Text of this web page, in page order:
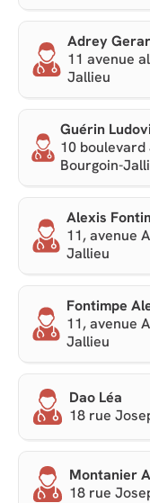
Adrey
11 avenue
Jallieu
Guérin
10 boulevard
Bourgoin-
Alexis
11, avenue
Jallieu
Fontimpe
11, avenue
Jallieu
Dao Léa
18 rue
Montanier
18 rue